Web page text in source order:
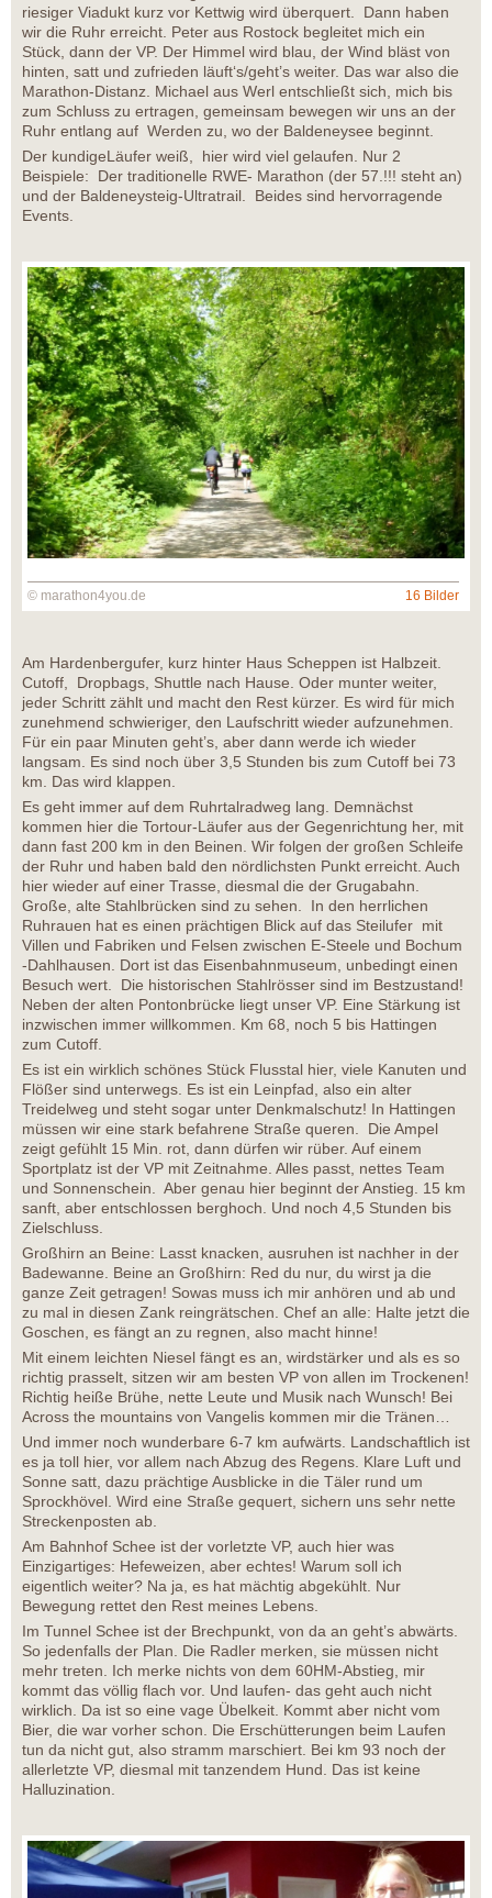
riesiger Viadukt kurz vor Kettwig wird überquert. Dann haben
wir die Ruhr erreicht. Peter aus Rostock begleitet mich ein
Stück, dann der VP. Der Himmel wird blau, der Wind bläst von
hinten, satt und zufrieden läuft‘s/geht’s weiter. Das war also die
Marathon-Distanz. Michael aus Werl entschließt sich, mich bis
zum Schluss zu ertragen, gemeinsam bewegen wir uns an der
Ruhr entlang auf Werden zu, wo der Baldeneysee beginnt.
Der kundigeLäufer weiß, hier wird viel gelaufen. Nur 2
Beispiele: Der traditionelle RWE- Marathon (der 57.!!! steht an)
und der Baldeneysteig-Ultratrail. Beides sind hervorragende
Events.
© marathon4you.de 16 Bilder
Am Hardenbergufer, kurz hinter Haus Scheppen ist Halbzeit.
Cutoff, Dropbags, Shuttle nach Hause. Oder munter weiter,
jeder Schritt zählt und macht den Rest kürzer. Es wird für mich
zunehmend schwieriger, den Laufschritt wieder aufzunehmen.
Für ein paar Minuten geht’s, aber dann werde ich wieder
langsam. Es sind noch über 3,5 Stunden bis zum Cutoff bei 73
km. Das wird klappen.
Es geht immer auf dem Ruhrtalradweg lang. Demnächst
kommen hier die Tortour-Läufer aus der Gegenrichtung her, mit
dann fast 200 km in den Beinen. Wir folgen der großen Schleife
der Ruhr und haben bald den nördlichsten Punkt erreicht. Auch
hier wieder auf einer Trasse, diesmal die der Grugabahn.
Große, alte Stahlbrücken sind zu sehen. In den herrlichen
Ruhrauen hat es einen prächtigen Blick auf das Steilufer mit
Villen und Fabriken und Felsen zwischen E-Steele und Bochum
-Dahlhausen. Dort ist das Eisenbahnmuseum, unbedingt einen
Besuch wert. Die historischen Stahlrösser sind im Bestzustand!
Neben der alten Pontonbrücke liegt unser VP. Eine Stärkung ist
inzwischen immer willkommen. Km 68, noch 5 bis Hattingen
zum Cutoff.
Es ist ein wirklich schönes Stück Flusstal hier, viele Kanuten und
Flößer sind unterwegs. Es ist ein Leinpfad, also ein alter
Treidelweg und steht sogar unter Denkmalschutz! In Hattingen
müssen wir eine stark befahrene Straße queren. Die Ampel
zeigt gefühlt 15 Min. rot, dann dürfen wir rüber. Auf einem
Sportplatz ist der VP mit Zeitnahme. Alles passt, nettes Team
und Sonnenschein. Aber genau hier beginnt der Anstieg. 15 km
sanft, aber entschlossen berghoch. Und noch 4,5 Stunden bis
Zielschluss.
Großhirn an Beine: Lasst knacken, ausruhen ist nachher in der
Badewanne. Beine an Großhirn: Red du nur, du wirst ja die
ganze Zeit getragen! Sowas muss ich mir anhören und ab und
zu mal in diesen Zank reingrätschen. Chef an alle: Halte jetzt die
Goschen, es fängt an zu regnen, also macht hinne!
Mit einem leichten Niesel fängt es an, wirdstärker und als es so
richtig prasselt, sitzen wir am besten VP von allen im Trockenen!
Richtig heiße Brühe, nette Leute und Musik nach Wunsch! Bei
Across the mountains von Vangelis kommen mir die Tränen…
Und immer noch wunderbare 6-7 km aufwärts. Landschaftlich ist
es ja toll hier, vor allem nach Abzug des Regens. Klare Luft und
Sonne satt, dazu prächtige Ausblicke in die Täler rund um
Sprockhövel. Wird eine Straße gequert, sichern uns sehr nette
Streckenposten ab.
Am Bahnhof Schee ist der vorletzte VP, auch hier was
Einzigartiges: Hefeweizen, aber echtes! Warum soll ich
eigentlich weiter? Na ja, es hat mächtig abgekühlt. Nur
Bewegung rettet den Rest meines Lebens.
Im Tunnel Schee ist der Brechpunkt, von da an geht’s abwärts.
So jedenfalls der Plan. Die Radler merken, sie müssen nicht
mehr treten. Ich merke nichts von dem 60HM-Abstieg, mir
kommt das völlig flach vor. Und laufen- das geht auch nicht
wirklich. Da ist so eine vage Übelkeit. Kommt aber nicht vom
Bier, die war vorher schon. Die Erschütterungen beim Laufen
tun da nicht gut, also stramm marschiert. Bei km 93 noch der
allerletzte VP, diesmal mit tanzendem Hund. Das ist keine
Halluzination.